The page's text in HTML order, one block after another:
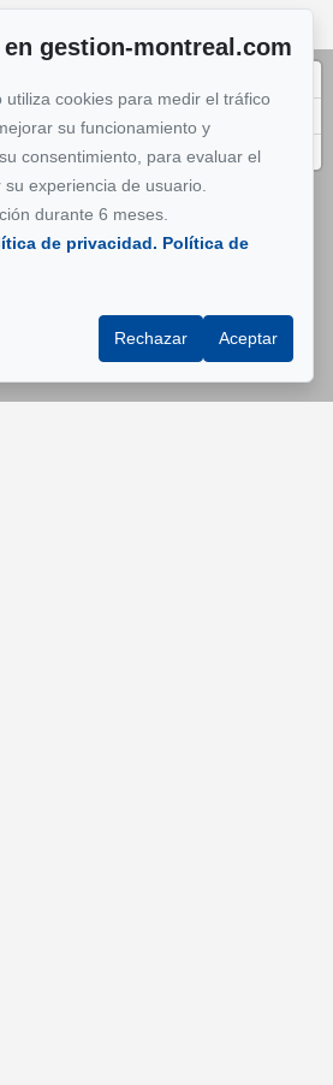
gestion-montreal.com
utiliza cookies para medir el tráfico
su funcionamiento y
consentimiento, para evaluar el
experiencia de usuario.
durante 6 meses.
de privacidad. Política de
Rechazar Aceptar